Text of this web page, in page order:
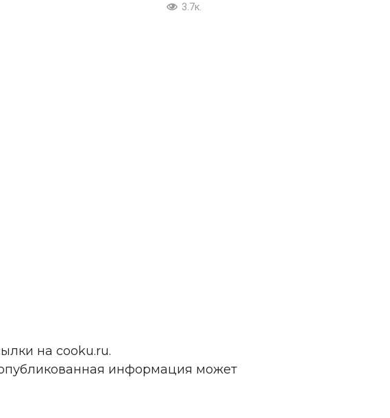
3.7к.
на cooku.ru.
информация может